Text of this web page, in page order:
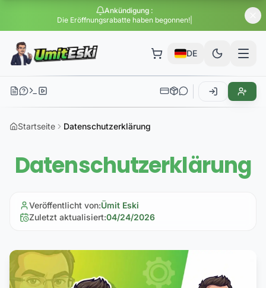
Ankündigung :
Die Eröffnungsrabatte haben begonnen!
DE
Startseite Datenschutzerklärung
Datenschutzerklärung
Veröffentlicht von:Ümit Eski
Zuletzt aktualisiert:04/24/2026